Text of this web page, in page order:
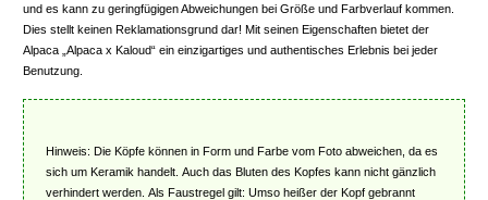
und es kann zu geringfügigen Abweichungen bei Größe und Farbverlauf kommen.
Dies stellt keinen Reklamationsgrund dar! Mit seinen Eigenschaften bietet der
Alpaca „Alpaca x Kaloud“ ein einzigartiges und authentisches Erlebnis bei jeder
Benutzung.
Hinweis: Die Köpfe können in Form und Farbe vom Foto abweichen, da es
sich um Keramik handelt. Auch das Bluten des Kopfes kann nicht gänzlich
verhindert werden. Als Faustregel gilt: Umso heißer der Kopf gebrannt